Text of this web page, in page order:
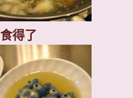
食得了